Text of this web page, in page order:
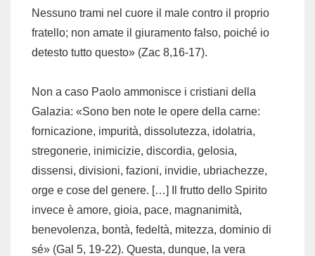
Nessuno trami nel cuore il male contro il proprio
fratello; non amate il giuramento falso, poiché io
detesto tutto questo» (Zac 8,16-17).
Non a caso Paolo ammonisce i cristiani della
Galazia: «Sono ben note le opere della carne:
fornicazione, impurità, dissolutezza, idolatria,
stregonerie, inimicizie, discordia, gelosia,
dissensi, divisioni, fazioni, invidie, ubriachezze,
orge e cose del genere. […] Il frutto dello Spirito
invece è amore, gioia, pace, magnanimità,
benevolenza, bontà, fedeltà, mitezza, dominio di
sé» (Gal 5, 19-22). Questa, dunque, la vera